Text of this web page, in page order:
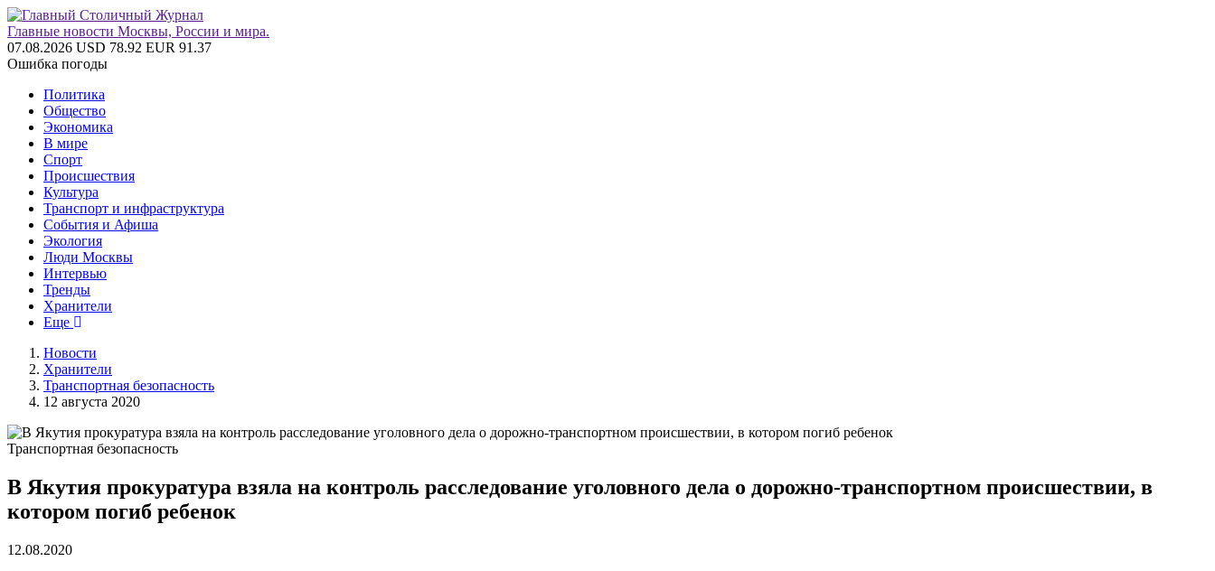
Главные новости Москвы, России и мира.
07.08.2026 USD 78.92 EUR 91.37
Ошибка погоды
Политика
Общество
Экономика
В мире
Спорт
Происшествия
Культура
Транспорт и инфраструктура
События и Афиша
Экология
Люди Москвы
Интервью
Тренды
Хранители
Еще
Новости
Хранители
Транспортная безопасность
12 августа 2020
Транспортная безопасность
В Якутия прокуратура взяла на контроль расследование уголовного дела о дорожно-транспортном происшествии, в
котором погиб ребенок
12.08.2020